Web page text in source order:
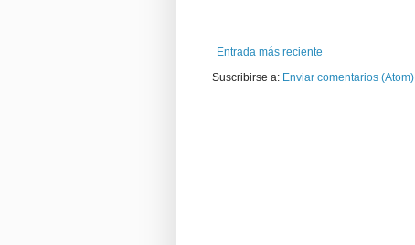
Entrada más reciente
Suscribirse a: Enviar comentarios (Atom)